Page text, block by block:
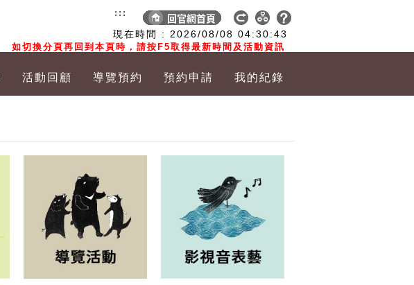
現在時間 : 2026/08/08 04:30:44
如切換分頁再回到本頁時，請按F5取得最新時間及活動資訊
:::
活動回顧 導覽預約 預約申請 我的紀錄